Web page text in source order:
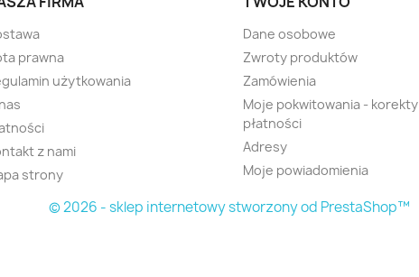
prawna
użytkowania
z nami
strony
Dane osobowe
Zwroty produktów
Zamówienia
Moje pokwitowania - korekty
płatności
Adresy
Moje powiadomienia
© 2026 - sklep internetowy stworzony od PrestaShop™